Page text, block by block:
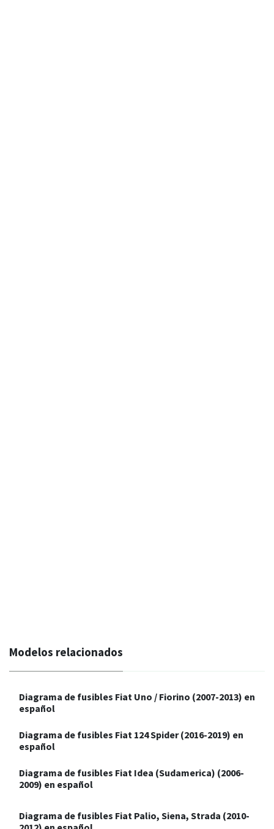
Modelos relacionados
Diagrama de fusibles Fiat Uno / Fiorino (2007-2013) en
español
Diagrama de fusibles Fiat 124 Spider (2016-2019) en
español
Diagrama de fusibles Fiat Idea (Sudamerica) (2006-
2009) en español
Diagrama de fusibles Fiat Palio, Siena, Strada (2010-